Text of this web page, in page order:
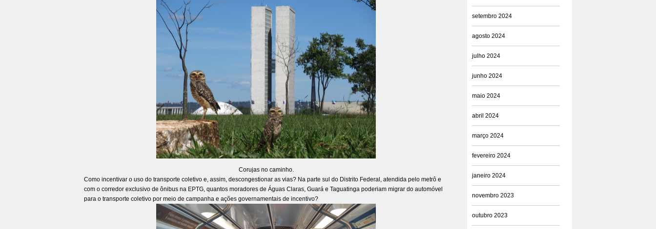
Corujas no caminho.
Como incentivar o uso do transporte coletivo e, assim, descongestionar as vias? Na parte sul do Distrito Federal, atendida pelo metrô e
com o corredor exclusivo de ônibus na EPTG, quantos moradores de Águas Claras, Guará e Taguatinga poderiam migrar do automóvel
para o transporte coletivo por meio de campanha e ações governamentais de incentivo?
setembro 2024
agosto 2024
julho 2024
junho 2024
maio 2024
abril 2024
março 2024
fevereiro 2024
janeiro 2024
novembro 2023
outubro 2023